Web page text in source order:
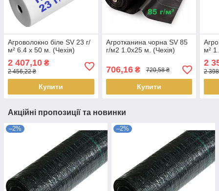
Агроволокно біле SV 23 г/
м² 6.4 х 50 м. (Чехія)
2 407,10 ₴
2 456,22 ₴
Купити
Агротканина чорна SV 85
г/м2 1.0х25 м. (Чехія)
706,16₴ 720,58 ₴
Купити
м²
2
2
Акційні пропозиції та новинки
–2% –2%